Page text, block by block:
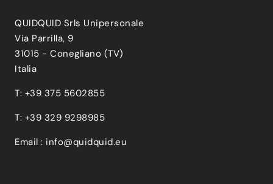
QUIDQUID Srls Unipersonale
Via Parrilla, 9
31015 - Conegliano (TV)
Italia
T: +39 375 5602855
T: +39 329 9298985
Email : info@quidquid.eu